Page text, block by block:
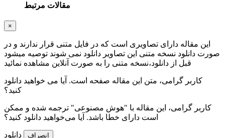
مقالات مرتبط
×
این مقاله دارای تصاویری است که در فایل متنی قرار ندارند و در
صورت دانلود نسخه متنی این تصاویر دانلود نمی شوند توصیه میشود
قبل از دانلود،نسخه متنی را به صورت آنلاین مشاهده نمائید
کاربر گرامی، متن این مقاله صفحه است. آیا می خواهید دانلود
کنید؟
کاربر گرامی، این مقاله با "هوش مصنوعی" ترجمه شده و ممکن
است دارای خطا باشد. آیا می‌خواهید دانلود کنید؟
دانلود انصراف